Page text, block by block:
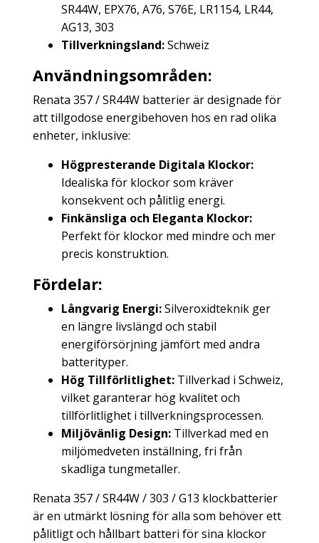
SR44W, EPX76, A76, S76E, LR1154, LR44,
AG13, 303
Tillverkningsland:Schweiz
Användningsområden:
Renata 357 / SR44W batterier är designade för
att tillgodose energibehoven hos en rad olika
enheter, inklusive:
Högpresterande Digitala Klockor:
Idealiska för klockor som kräver
konsekvent och pålitlig energi.
Finkänsliga och Eleganta Klockor:
Perfekt för klockor med mindre och mer
precis konstruktion.
Fördelar:
Långvarig Energi:Silveroxidteknik ger
en längre livslängd och stabil
energiförsörjning jämfört med andra
batterityper.
Hög Tillförlitlighet: Tillverkad i Schweiz,
vilket garanterar hög kvalitet och
tillförlitlighet i tillverkningsprocessen.
Miljövänlig Design: Tillverkad med en
miljömedveten inställning, fri från
skadliga tungmetaller.
Renata 357 / SR44W / 303 / G13 klockbatterier
är en utmärkt lösning för alla som behöver ett
pålitligt och hållbart batteri för sina klockor